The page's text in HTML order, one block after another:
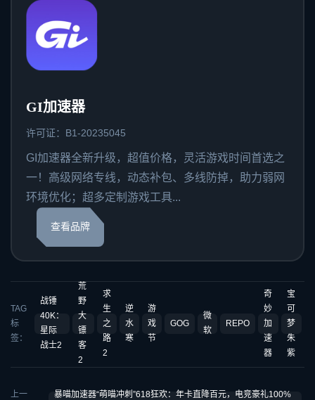
GI加速器
许可证：B1-20235045
GI加速器全新升级，超值价格，灵活游戏时间首选之
一！高级网络专线，动态补包、多线防掉，助力弱网
环境优化；超多定制游戏工具...
查看品牌
TAG
标
签：
战锤
40K：
星际
战士2
荒
野
大
镖
客
2
求
生
之
路
2
逆
水
寒
游
戏
节
GOG
微
软
REPO
奇
妙
加
速
器
宝
可
梦
朱
紫
上一
暴喵加速器“萌喵冲刺”618狂欢：年卡直降百元，电竞豪礼100%